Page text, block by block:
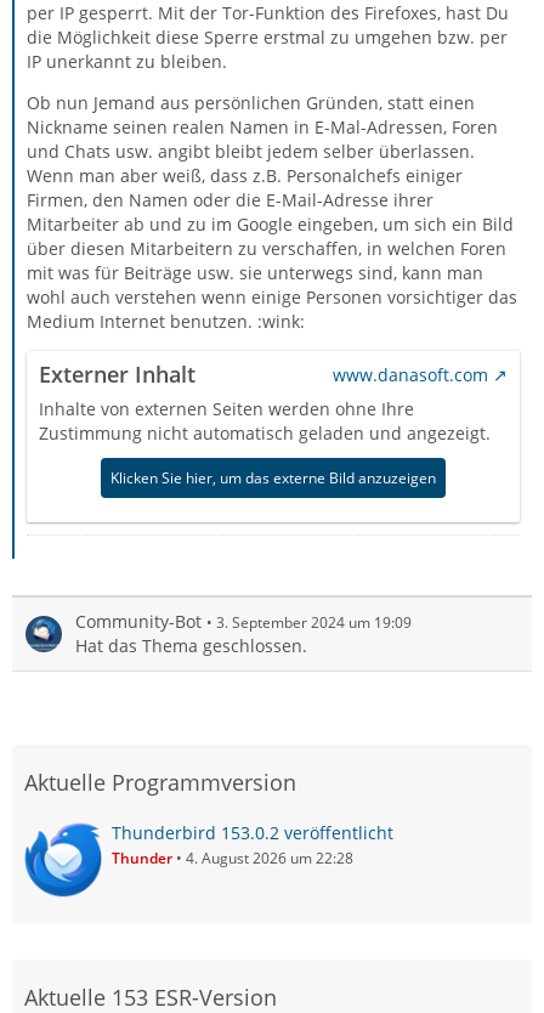
per IP gesperrt. Mit der Tor-Funktion des Firefoxes, hast Du
die Möglichkeit diese Sperre erstmal zu umgehen bzw. per
IP unerkannt zu bleiben.
Ob nun Jemand aus persönlichen Gründen, statt einen
Nickname seinen realen Namen in E-Mal-Adressen, Foren
und Chats usw. angibt bleibt jedem selber überlassen.
Wenn man aber weiß, dass z.B. Personalchefs einiger
Firmen, den Namen oder die E-Mail-Adresse ihrer
Mitarbeiter ab und zu im Google eingeben, um sich ein Bild
über diesen Mitarbeitern zu verschaffen, in welchen Foren
mit was für Beiträge usw. sie unterwegs sind, kann man
wohl auch verstehen wenn einige Personen vorsichtiger das
Medium Internet benutzen. :wink:
Externer Inhalt
www.danasoft.com
Inhalte von externen Seiten werden ohne Ihre
Zustimmung nicht automatisch geladen und angezeigt.
Klicken Sie hier, um das externe Bild anzuzeigen
Community-Bot 3. September 2024 um 19:09
Hat das Thema geschlossen.
Aktuelle Programmversion
Thunderbird 153.0.2 veröffentlicht
Thunder 4. August 2026 um 22:28
Aktuelle 153 ESR-Version